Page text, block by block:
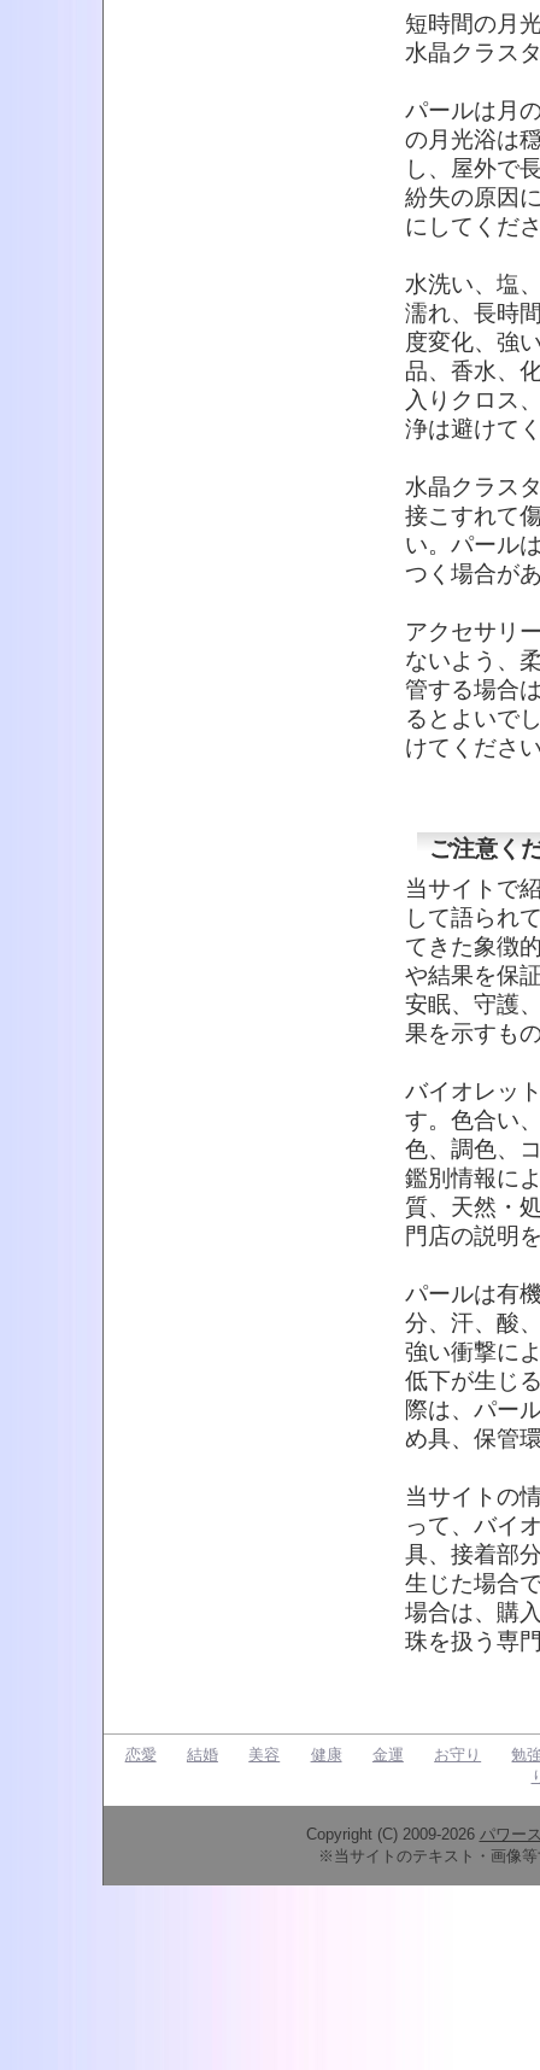
短時間の月
水晶クラス
パールは月
の月光浴は
し、屋外で
紛失の原因
にしてくだ
水洗い、塩
濡れ、長時
度変化、強
品、香水、
入りクロス
浄は避けて
水晶クラス
接こすれて
い。パール
つく場合が
アクセサリ
ないよう、
管する場合
るとよいで
けてくださ
ご注意く
当サイトで
して語られ
てきた象徴
や結果を保
安眠、守護
果を示すも
バイオレッ
す。色合い
色、調色、
鑑別情報に
質、天然・
門店の説明
パールは有
分、汗、酸
強い衝撃に
低下が生じ
際は、パー
め具、保管
当サイトの
って、バイ
具、接着部
生じた場合
場合は、購
珠を扱う専
恋愛 結婚 美容 健康 金運 お守り
勉
Copyright (C) 2009-2026 パワー
※当サイトのテキスト・画像